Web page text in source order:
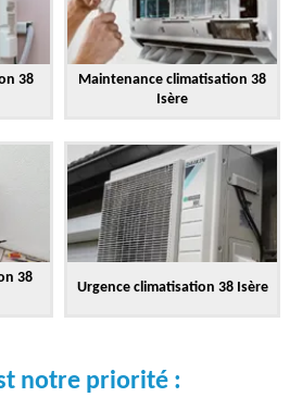
38
Maintenance climatisation 38
Isère
38
Urgence climatisation 38 Isère
notre priorité :